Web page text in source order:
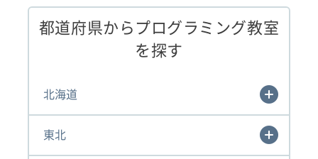
都道府県からプログラミング教室
を探す
北海道
東北